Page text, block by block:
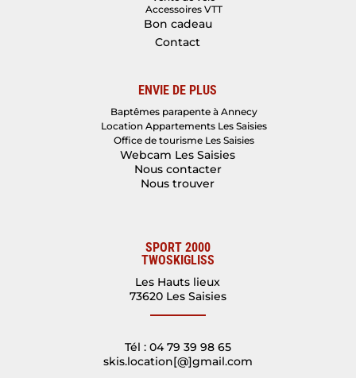
Accessoires VTT
Bon cadeau
Contact
ENVIE DE PLUS
Baptêmes parapente à Annecy
Location Appartements Les Saisies
Office de tourisme Les Saisies
Webcam Les Saisies
Nous contacter
Nous trouver
SPORT 2000
TWOSKIGLISS
Les Hauts lieux
73620 Les Saisies
Tél : 04 79 39 98 65
skis.location[@]gmail.com